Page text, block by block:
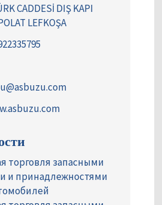
CADDESİ DIŞ KAPI
LEFKOŞA
торговля запасными
и принадлежностями